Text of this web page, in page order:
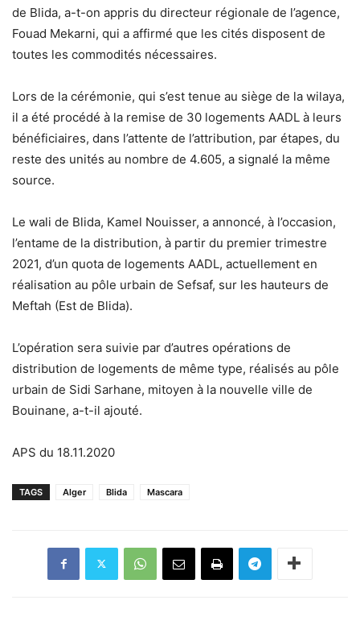
de Blida, a-t-on appris du directeur régionale de l’agence,
Fouad Mekarni, qui a affirmé que les cités disposent de
toutes les commodités nécessaires.
Lors de la cérémonie, qui s’est tenue au siège de la wilaya,
il a été procédé à la remise de 30 logements AADL à leurs
bénéficiaires, dans l’attente de l’attribution, par étapes, du
reste des unités au nombre de 4.605, a signalé la même
source.
Le wali de Blida, Kamel Nouisser, a annoncé, à l’occasion,
l’entame de la distribution, à partir du premier trimestre
2021, d’un quota de logements AADL, actuellement en
réalisation au pôle urbain de Sefsaf, sur les hauteurs de
Meftah (Est de Blida).
L’opération sera suivie par d’autres opérations de
distribution de logements de même type, réalisés au pôle
urbain de Sidi Sarhane, mitoyen à la nouvelle ville de
Bouinane, a-t-il ajouté.
APS du 18.11.2020
TAGS Alger Blida Mascara